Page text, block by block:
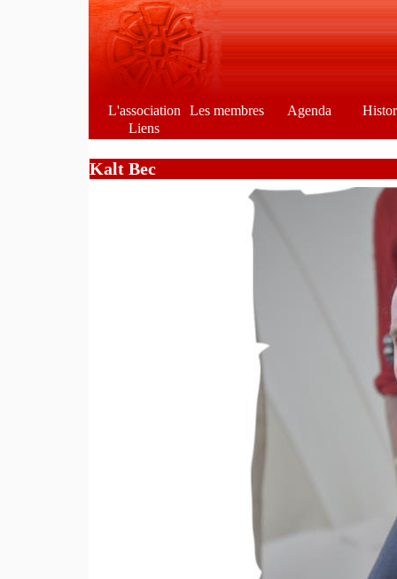
L'association Les membres Agenda
Liens
Kalt Bec